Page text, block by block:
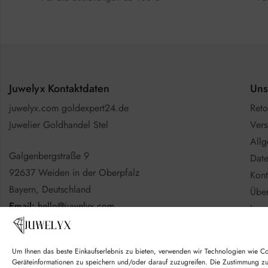
Um Ihnen das beste Einkaufserlebnis zu bieten, verwenden wir Technologien wie
Geräteinformationen zu speichern und/oder darauf zuzugreifen. Die Zustimmung
Juwelyx Kontaktdaten
juwelyx.com goldexpert24.de
Juwelier Goldhandel Stel
Galgenbergstraße 9
92637 Weiden in der Oberpfalz
Bayern, Deutschland
Email:hello@juwelyx.com
Nutzen Sie gerne das